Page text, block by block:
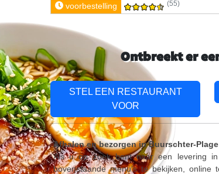
voorbestelling (55)
Ontbreekt er
STEL EEN RESTAURANT
VOOR
Afhalen en bezorgen in Buurschter-Plage
Als u op zoek bent naar een levering
bovenstaande menu’s te bekijken,